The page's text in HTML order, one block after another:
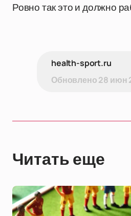
Ровно так это и должно
health-sport.ru
Обновлено28 июн
Читать еще